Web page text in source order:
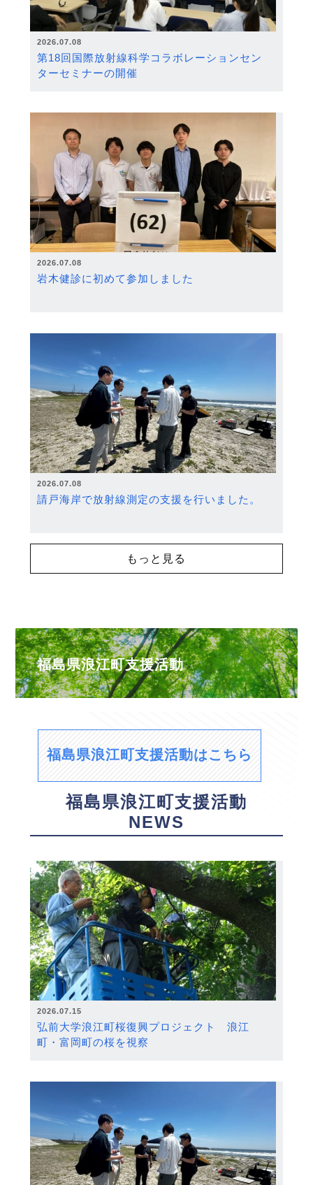
2026.07.08
第18回国際放射線科学コラボレーションセン
ターセミナーの開催
2026.07.08
岩木健診に初めて参加しました
2026.07.08
請戸海岸で放射線測定の支援を行いました。
もっと見る
福島県浪江町支援活動
福島県浪江町支援活動はこちら
福島県浪江町支援活動
NEWS
2026.07.15
弘前大学浪江町桜復興プロジェクト 浪江
町・富岡町の桜を視察